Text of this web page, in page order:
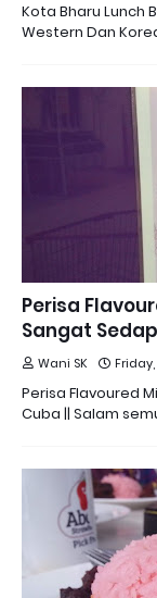
Kota Bharu Lunch
Western Dan
Perisa
Sangat
Wani SK
Perisa Flavoured
Cuba || Salam